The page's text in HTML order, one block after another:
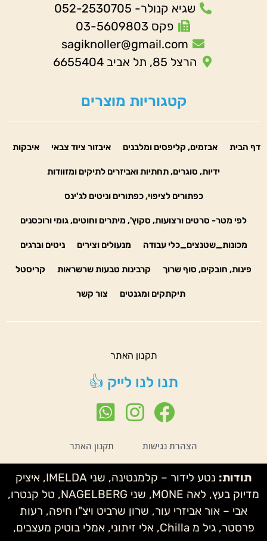
שגיא קנולר- 052-2530705
פקס 03-5609803
sagiknoller@gmail.com
הרצל 85, תל אביב 6655404
קטגוריות מוצרים
דף הבית אבזמים, קליפסים ומלבנים איבזור ציוד צבאי איבקות
ידיות, סוגרים, תחתיות ואביזרים לתיקים ומזוודות
כפתורים לציפוי, כפתורים וניטים לג'ינס
לפי מטר- סרטים ורצועות, סקוץ', מיתרים וחוטים, גומי ורוכסנים
מכונות_שטנצים_כלי עבודה מנעולים וצירים ניטים וברגים
פינות, חובקים, סוף שרוך קרבינות טבעות שרשראות קריסטל
תיקתקים ומגנטים צור קשר
תקנון האתר
תנו לנו לייק 👍
הצהרת נגישות תקנון האתר
תודות:
נטע לידור – קלמנטינה, שני IMELDA, איציק
מדיוק בעץ, לאה MONE, שני NAGELBERG, טל קנטרו,
אבי – אור אביזרי עור, שרון שרביט ויצ"ו חיפה, רעות
פרסטר, גיל מ Chilla, אלי זיתוני, אמלי בוטיק מעצבים,